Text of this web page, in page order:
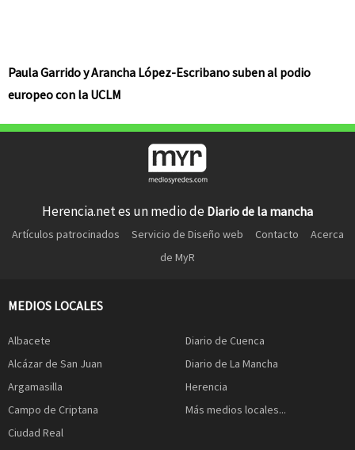
Paula Garrido y Arancha López-Escribano suben al podio
europeo con la UCLM
Herencia.net es un medio de Diario de la mancha
Artículos patrocinados Servicio de Diseño web Contacto
Acerca
de MyR
MEDIOS LOCALES
Albacete
Alcázar de San Juan
Argamasilla
Campo de Criptana
Ciudad Real
Diario de Cuenca
Diario de La Mancha
Herencia
Más medios locales...